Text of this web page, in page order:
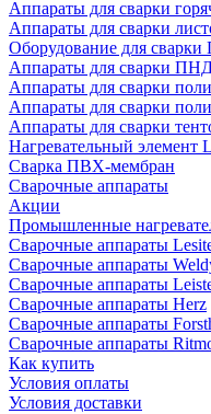
Аппараты для сварки
Аппараты для сварки
Оборудование для
Аппараты для сварки
Аппараты для сварки
Аппараты для сварки
Аппараты для сварки
Нагревательный элемент
Сварка ПВХ-мембран
Сварочные аппараты
Акции
Промышленные
Сварочные аппараты
Сварочные аппараты
Сварочные аппараты
Сварочные аппараты Herz
Сварочные аппараты
Сварочные аппараты
Как купить
Условия оплаты
Условия доставки